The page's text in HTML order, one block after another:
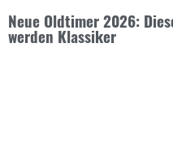
Neue Oldtimer 2026:
werden Klassiker